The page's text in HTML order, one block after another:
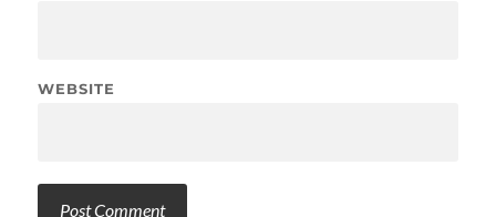
WEBSITE